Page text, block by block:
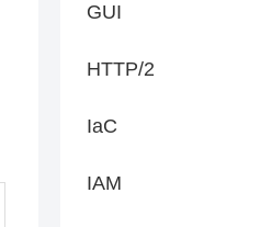
GUI
HTTP/2
IaC
IAM